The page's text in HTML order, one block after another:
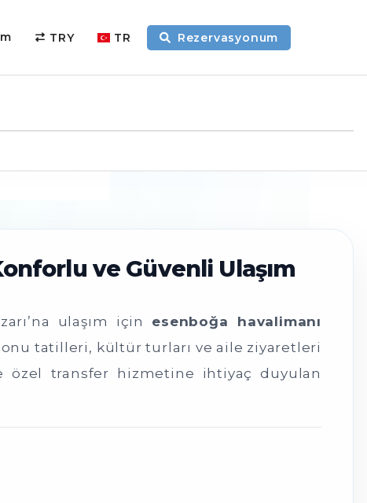
TRY TR Rezervasyonum
ve Güvenli Ulaşım
ulaşım için esenboğa havalimanı
tatilleri, kültür turları ve aile ziyaretleri
özel transfer hizmetine ihtiyaç duyulan